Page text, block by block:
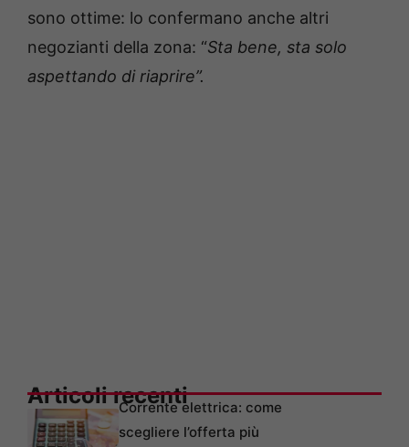
sono ottime: lo confermano anche altri
negozianti della zona: “Sta bene, sta solo
aspettando di riaprire”.
Articoli recentiCorrente elettrica: come
scegliere l’offerta più